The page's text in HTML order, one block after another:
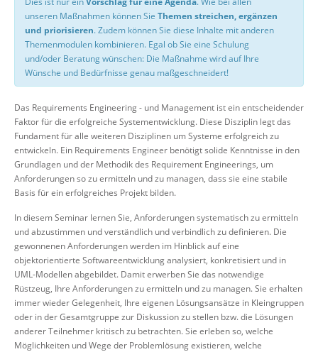
unseren Maßnahmen können Sie Themen streichen, ergänzen
und priorisieren. Zudem können Sie diese Inhalte mit anderen
Themenmodulen kombinieren. Egal ob Sie eine Schulung
und/oder Beratung wünschen: Die Maßnahme wird auf Ihre
Wünsche und Bedürfnisse genau maßgeschneidert!
Das Requirements Engineering - und Management ist ein entscheidender
Faktor für die erfolgreiche Systementwicklung. Diese Disziplin legt das
Fundament für alle weiteren Disziplinen um Systeme erfolgreich zu
entwickeln. Ein Requirements Engineer benötigt solide Kenntnisse in den
Grundlagen und der Methodik des Requirement Engineerings, um
Anforderungen so zu ermitteln und zu managen, dass sie eine stabile
Basis für ein erfolgreiches Projekt bilden.
In diesem Seminar lernen Sie, Anforderungen systematisch zu ermitteln
und abzustimmen und verständlich und verbindlich zu definieren. Die
gewonnenen Anforderungen werden im Hinblick auf eine
objektorientierte Softwareentwicklung analysiert, konkretisiert und in
UML-Modellen abgebildet. Damit erwerben Sie das notwendige
Rüstzeug, Ihre Anforderungen zu ermitteln und zu managen. Sie erhalten
immer wieder Gelegenheit, Ihre eigenen Lösungsansätze in Kleingruppen
oder in der Gesamtgruppe zur Diskussion zu stellen bzw. die Lösungen
anderer Teilnehmer kritisch zu betrachten. Sie erleben so, welche
Möglichkeiten und Wege der Problemlösung existieren, welche